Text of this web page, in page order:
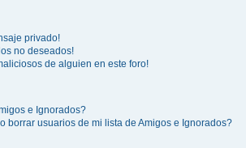
privado!
no deseados!
de alguien en este foro!
e Ignorados?
borrar usuarios de mi lista de Amigos e Ignorados?